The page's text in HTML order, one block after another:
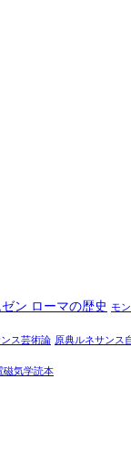
ン ローマの歴史 モ
ス芸術論 原典ルネサンス
磁気学読本